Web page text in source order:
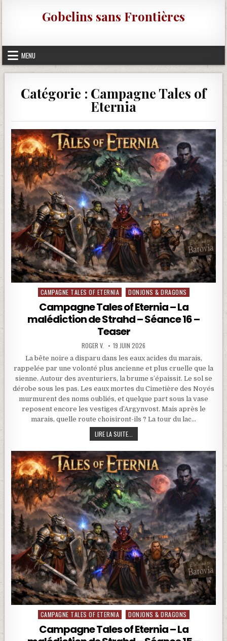
Gobelins sans Frontières
MENU
Catégorie : Campagne Tales of
Eternia
Posted in
CAMPAGNE TALES OF ETERNIA DONJONS & DRAGONS
Campagne Tales of Eternia – La
malédiction de Strahd – Séance 16 –
Teaser
ROGER V. 19 JUIN 2026
La bête noire a disparu dans les eaux acides du marais,
rappelée par une volonté plus ancienne et plus cruelle que la
sienne. Autour des aventuriers, la brume s’épaissit. Le sol se
dérobe sous les pas. Les eaux mortes du Cimetière des Noyés
murmurent des noms oubliés, et quelque part sous la vase
reposent encore les vestiges d’Argynvost. Mais après le
marais, quelle route choisiront-ils ? La tour du lac…
LIRE LA SUITE...
Posted in
CAMPAGNE TALES OF ETERNIA DONJONS & DRAGONS
Campagne Tales of Eternia – La